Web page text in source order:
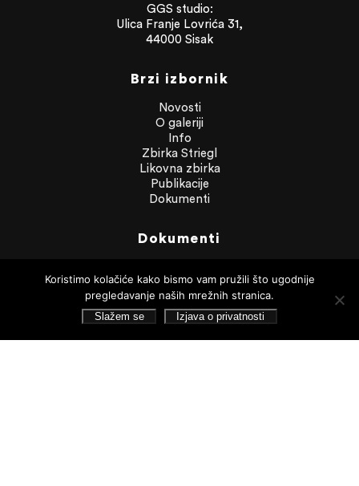
GGS studio:
Ulica Franje Lovrića 31,
44000 Sisak
Brzi izbornik
Novosti
O galeriji
Info
Zbirka Striegl
Likovna zbirka
Publikacije
Dokumenti
Dokumenti
Javna nabava
Statut Galerije
Pristup informacijama
Izjava o privatnosti
Koristimo kolačiće kako bismo vam pružili što ugodnije
pregledavanje naših mrežnih stranica.
Slažem se Izjava o privatnosti